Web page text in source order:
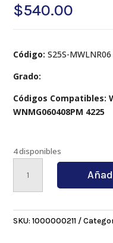
$540.00
Código: S25S-MWLNR06
Grado:
Códigos Compatibles:
WNMG060408PM 4225
4 disponibles
MWLNR06
cantidad
SKU:1000000211